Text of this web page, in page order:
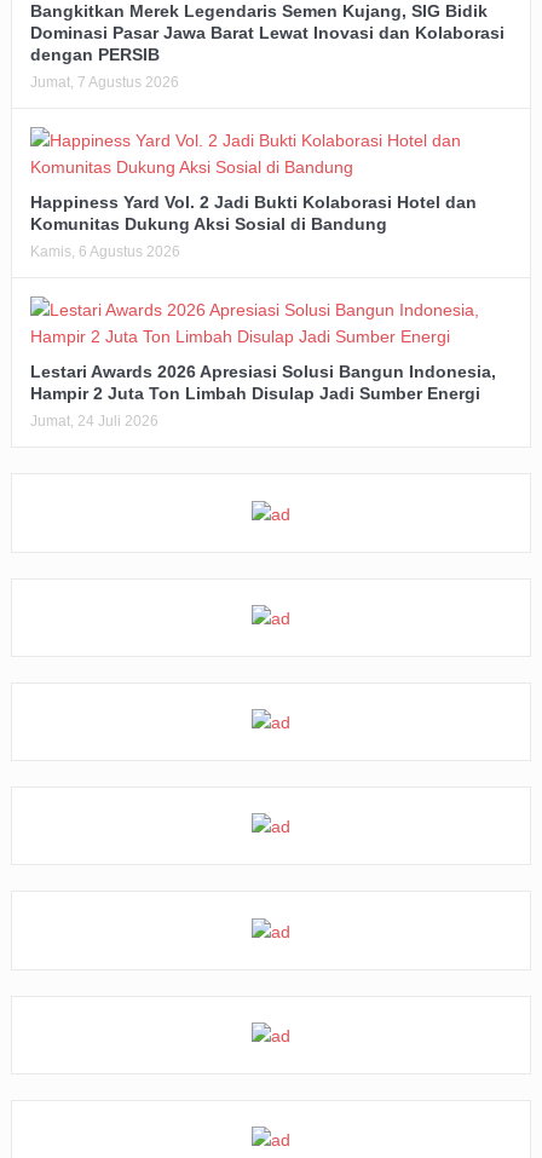
Bangkitkan Merek Legendaris Semen Kujang, SIG Bidik
Dominasi Pasar Jawa Barat Lewat Inovasi dan Kolaborasi
dengan PERSIB
Jumat, 7 Agustus 2026
Happiness Yard Vol. 2 Jadi Bukti Kolaborasi Hotel dan
Komunitas Dukung Aksi Sosial di Bandung
Kamis, 6 Agustus 2026
Lestari Awards 2026 Apresiasi Solusi Bangun Indonesia,
Hampir 2 Juta Ton Limbah Disulap Jadi Sumber Energi
Jumat, 24 Juli 2026